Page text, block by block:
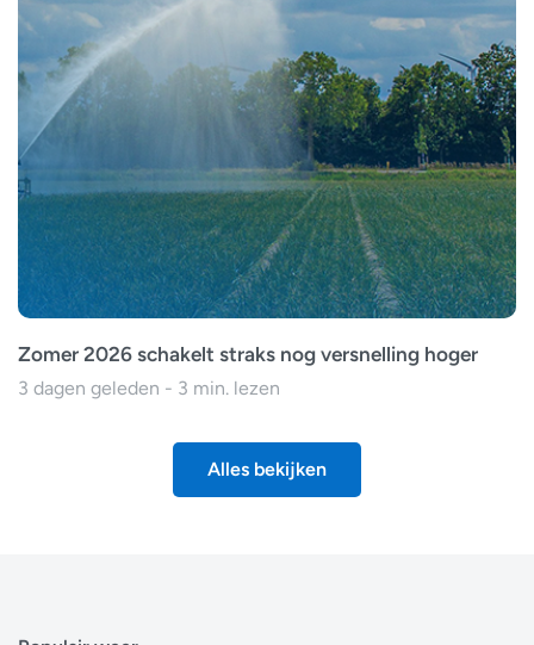
Zomer 2026 schakelt straks nog versnelling hoger
3 dagen geleden - 3 min. lezen
Alles bekijken